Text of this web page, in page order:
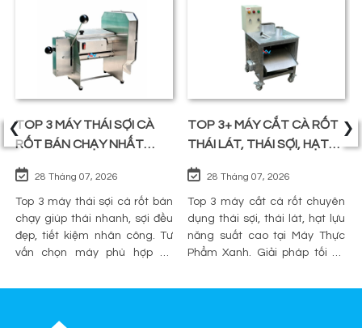
TOP 3 MÁY THÁI SỢI CÀ
RỐT BÁN CHẠY NHẤT
28 Tháng 07, 2026
Top 3 máy thái sợi cà rốt bán
chạy giúp thái nhanh, sợi đều
đẹp, tiết kiệm nhân công. Tư
vấn chọn máy phù hợp và
Phẩm Xanh.
TOP 3+ MÁY CẮT CÀ RỐT
THÁI LÁT, THÁI SỢI, HẠT
28 Tháng 07, 2026
Top 3 máy cắt cà rốt chuyên
dụng thái sợi, thái lát, hạt lựu
năng suất cao tại Máy Thực
Phẩm Xanh. Giải pháp tối ưu
nghiệp.
‹ ›